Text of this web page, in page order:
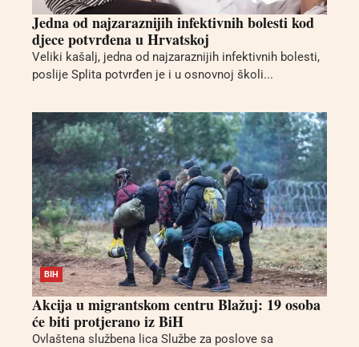
Jedna od najzaraznijih infektivnih bolesti kod
djece potvrđena u Hrvatskoj
Veliki kašalj, jedna od najzaraznijih infektivnih bolesti,
poslije Splita potvrđen je i u osnovnoj školi...
BIH
Akcija u migrantskom centru Blažuj: 19 osoba
će biti protjerano iz BiH
Ovlaštena službena lica Službe za poslove sa